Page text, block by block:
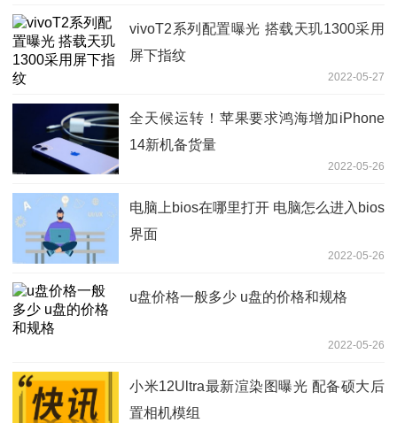
vivoT2系列配置曝光 搭载天玑1300采用
屏下指纹
2022-05-27
全天候运转！苹果要求鸿海增加iPhone
14新机备货量
2022-05-26
电脑上bios在哪里打开 电脑怎么进入bios
界面
2022-05-26
u盘价格一般多少 u盘的价格和规格
2022-05-26
小米12Ultra最新渲染图曝光 配备硕大后
置相机模组